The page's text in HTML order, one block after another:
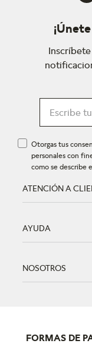
Otorgas tus
personales con
como se describe
ATENCIÓN A
AYUDA
NOSOTROS
FORMAS DE